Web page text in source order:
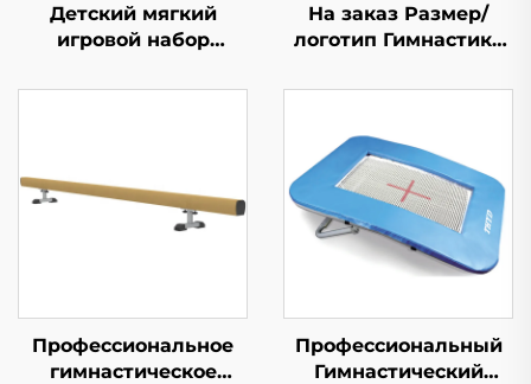
Детский мягкий
игровой набор
дизайнерское
На заказ Размер/
логотип Гимнастика
Упражнение
Пружинный Пол
Профессиональное
гимнастическое
Профессиональный
Гимнастический